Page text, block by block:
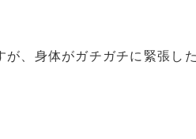
、身体がガチガチに緊張